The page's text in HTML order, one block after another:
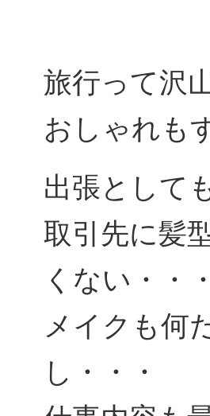
旅行って沢
おしゃれも
出張として
取引先に髪
くない・・・
メイクも何
し・・・